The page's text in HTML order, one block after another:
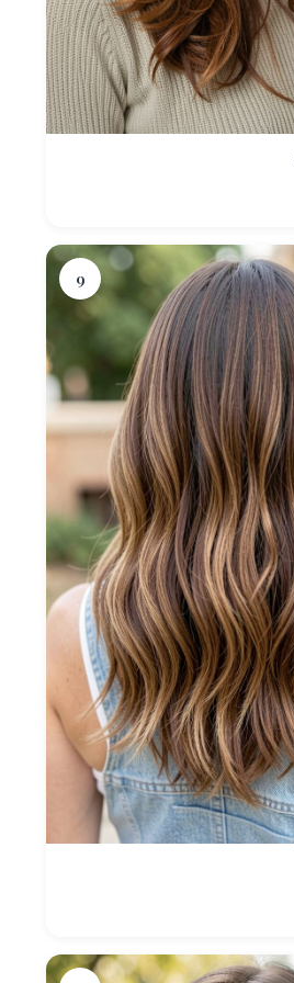
9